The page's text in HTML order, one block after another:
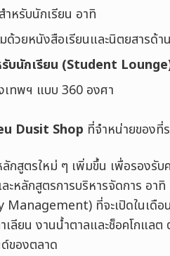
ำหรับนักเรียน อาทิ
ด้วยหนังสือเรียนและนิตยสารด้า
รับนักเรียน (Student
เทพฯ แบบ 360 องศา
Dusit Shop ที่จำหน่ายของที่
สูตรใหม่ ๆ เพิ่มขึ้น เพื่อรองรั
ะหลักสูตรการบริหารจัดการ อา
ที่จะเปิดในเดือ
เลียน งานน้ำตาลและช็อคโกแล
ของตลาด